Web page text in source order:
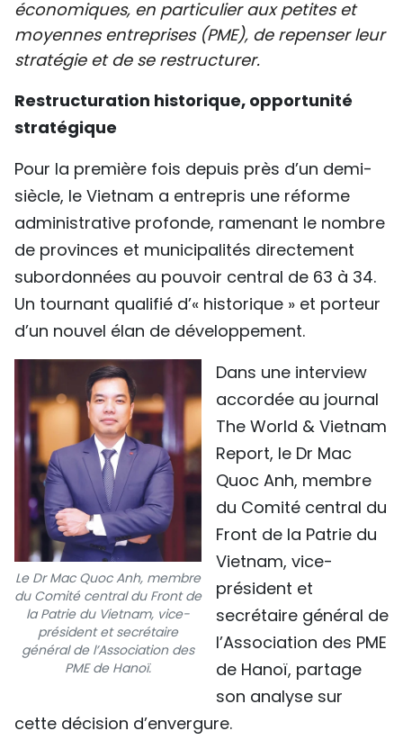
ENVIRONNEMENT
PAYS NATAL
INTERNATIONAL
MÉGASTORIE
INFOGRAPHIE
PHOTO
À PROPOS DU "PEUPLE"
TIẾNG VIỆT
ENGLISH
中文
РУССКИЙ
ESPAÑOL
économiques, en particulier aux petites et
moyennes entreprises (PME), de repenser leur
stratégie et de se restructurer.
Restructuration historique, opportunité
stratégique
Pour la première fois depuis près d’un demi-
siècle, le Vietnam a entrepris une réforme
administrative profonde, ramenant le nombre
de provinces et municipalités directement
subordonnées au pouvoir central de 63 à 34.
Un tournant qualifié d’« historique » et porteur
d’un nouvel élan de développement.
Le Dr Mac Quoc Anh, membre
du Comité central du Front de
la Patrie du Vietnam, vice-
président et secrétaire
général de l’Association des
PME de Hanoï.
Dans une interview
accordée au journal
The World & Vietnam
Report, le Dr Mac
Quoc Anh, membre
du Comité central du
Front de la Patrie du
Vietnam, vice-
président et
secrétaire général de
l’Association des PME
de Hanoï, partage
son analyse sur
cette décision d’envergure.